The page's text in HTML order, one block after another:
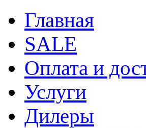
Главная
SALE
Оплата и
Услуги
Дилеры